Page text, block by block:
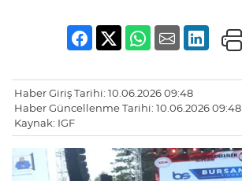
Haber Giriş Tarihi: 10.06.2026 09:48
Haber Güncellenme Tarihi: 10.06.2026 09:48
Kaynak: IGF